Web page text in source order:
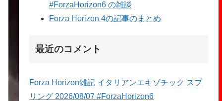
#ForzaHorizon6 の雑談
Forza Horizon 4の記事のまとめ
最近のコメント
Forza Horizon雑記 イタリアンエキゾチック スプ
リング 2026/08/07 #ForzaHorizon6